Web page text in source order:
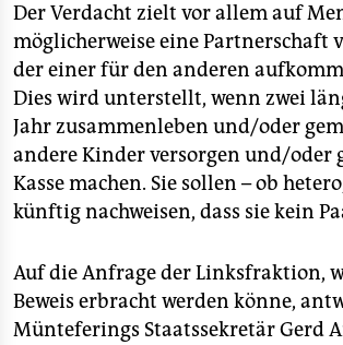
Der Verdacht zielt vor allem auf
möglicherweise eine Partnerschaft
der einer für den anderen
Dies wird unterstellt, wenn zwei
Jahr zusammenleben und/oder
andere Kinder versorgen und/oder
Kasse machen. Sie sollen – ob
künftig nachweisen, dass sie kein
Auf die Anfrage der Linksfraktion,
Beweis erbracht werden könne,
Münteferings Staatssekretär Gerd